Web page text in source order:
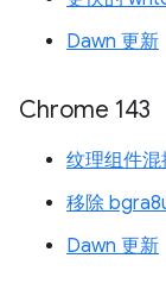
Dawn 更新
Chrome 143
纹理组件混
移除
Dawn 更新